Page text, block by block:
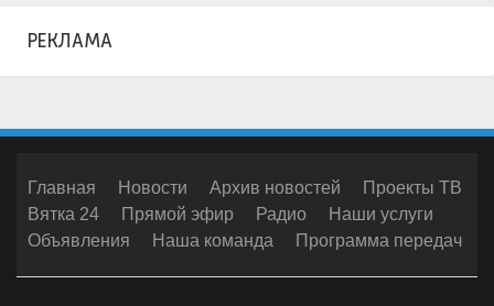
РЕКЛАМА
Главная Новости Архив новостей
Проекты ТВ
Вятка 24
Прямой эфир Радио
Наши услуги
Объявления
Наша команда Программа передач